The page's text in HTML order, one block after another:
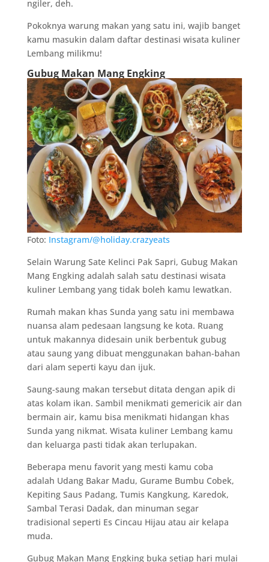
ngiler, deh.
Pokoknya warung makan yang satu ini, wajib banget
kamu masukin dalam daftar destinasi wisata kuliner
Lembang milikmu!
Gubug Makan Mang Engking
Foto: Instagram/@holiday.crazyeats
Selain Warung Sate Kelinci Pak Sapri, Gubug Makan
Mang Engking adalah salah satu destinasi wisata
kuliner Lembang yang tidak boleh kamu lewatkan.
Rumah makan khas Sunda yang satu ini membawa
nuansa alam pedesaan langsung ke kota. Ruang
untuk makannya didesain unik berbentuk gubug
atau saung yang dibuat menggunakan bahan-bahan
dari alam seperti kayu dan ijuk.
Saung-saung makan tersebut ditata dengan apik di
atas kolam ikan. Sambil menikmati gemericik air dan
bermain air, kamu bisa menikmati hidangan khas
Sunda yang nikmat. Wisata kuliner Lembang kamu
dan keluarga pasti tidak akan terlupakan.
Beberapa menu favorit yang mesti kamu coba
adalah Udang Bakar Madu, Gurame Bumbu Cobek,
Kepiting Saus Padang, Tumis Kangkung, Karedok,
Sambal Terasi Dadak, dan minuman segar
tradisional seperti Es Cincau Hijau atau air kelapa
muda.
Gubug Makan Mang Engking buka setiap hari mulai